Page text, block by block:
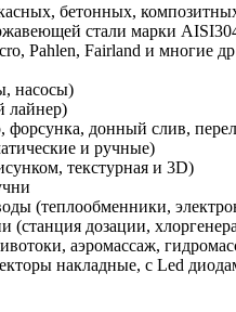
бетонных,
стали марки
Pahlen, Fairland и многие
насосы)
лайнер)
форсунка, донный слив,
и ручные)
текстурная и 3D)
(теплообменники,
(станция дозации,
аэромассаж,
накладные, с Led